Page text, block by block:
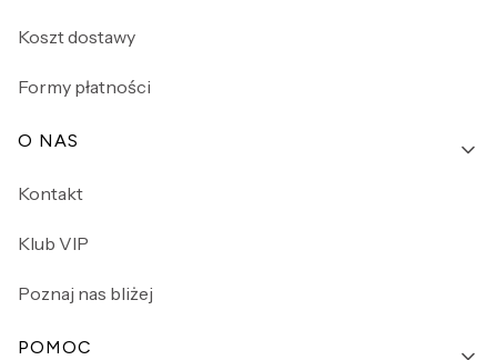
Koszt dostawy
Formy płatności
O NAS
Kontakt
Klub VIP
Poznaj nas bliżej
POMOC